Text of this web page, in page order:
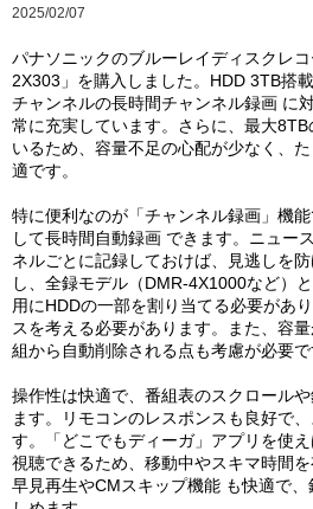
2025/02/07
パナソニックのブルーレイディスクレ
2X303」を購入しました。HDD 3TB搭
チャンネルの長時間チャンネル録画 に
常に充実しています。さらに、最大
いるため、容量不足の心配が少なく、
適です。
特に便利なのが「チャンネル録画」機
して長時間自動録画 できます。ニュー
ネルごとに記録しておけば、見逃しを
し、全録モデル（DMR-4X1000など）
用にHDDの一部を割り当てる必要があ
スを考える必要があります。また、容
組から自動削除される点も考慮が必要で
操作性は快適で、番組表のスクロール
ます。リモコンのレスポンスも良好で
す。「どこでもディーガ」アプリを使
視聴できるため、移動中やスキマ時間を
早見再生やCMスキップ機能 も快適で